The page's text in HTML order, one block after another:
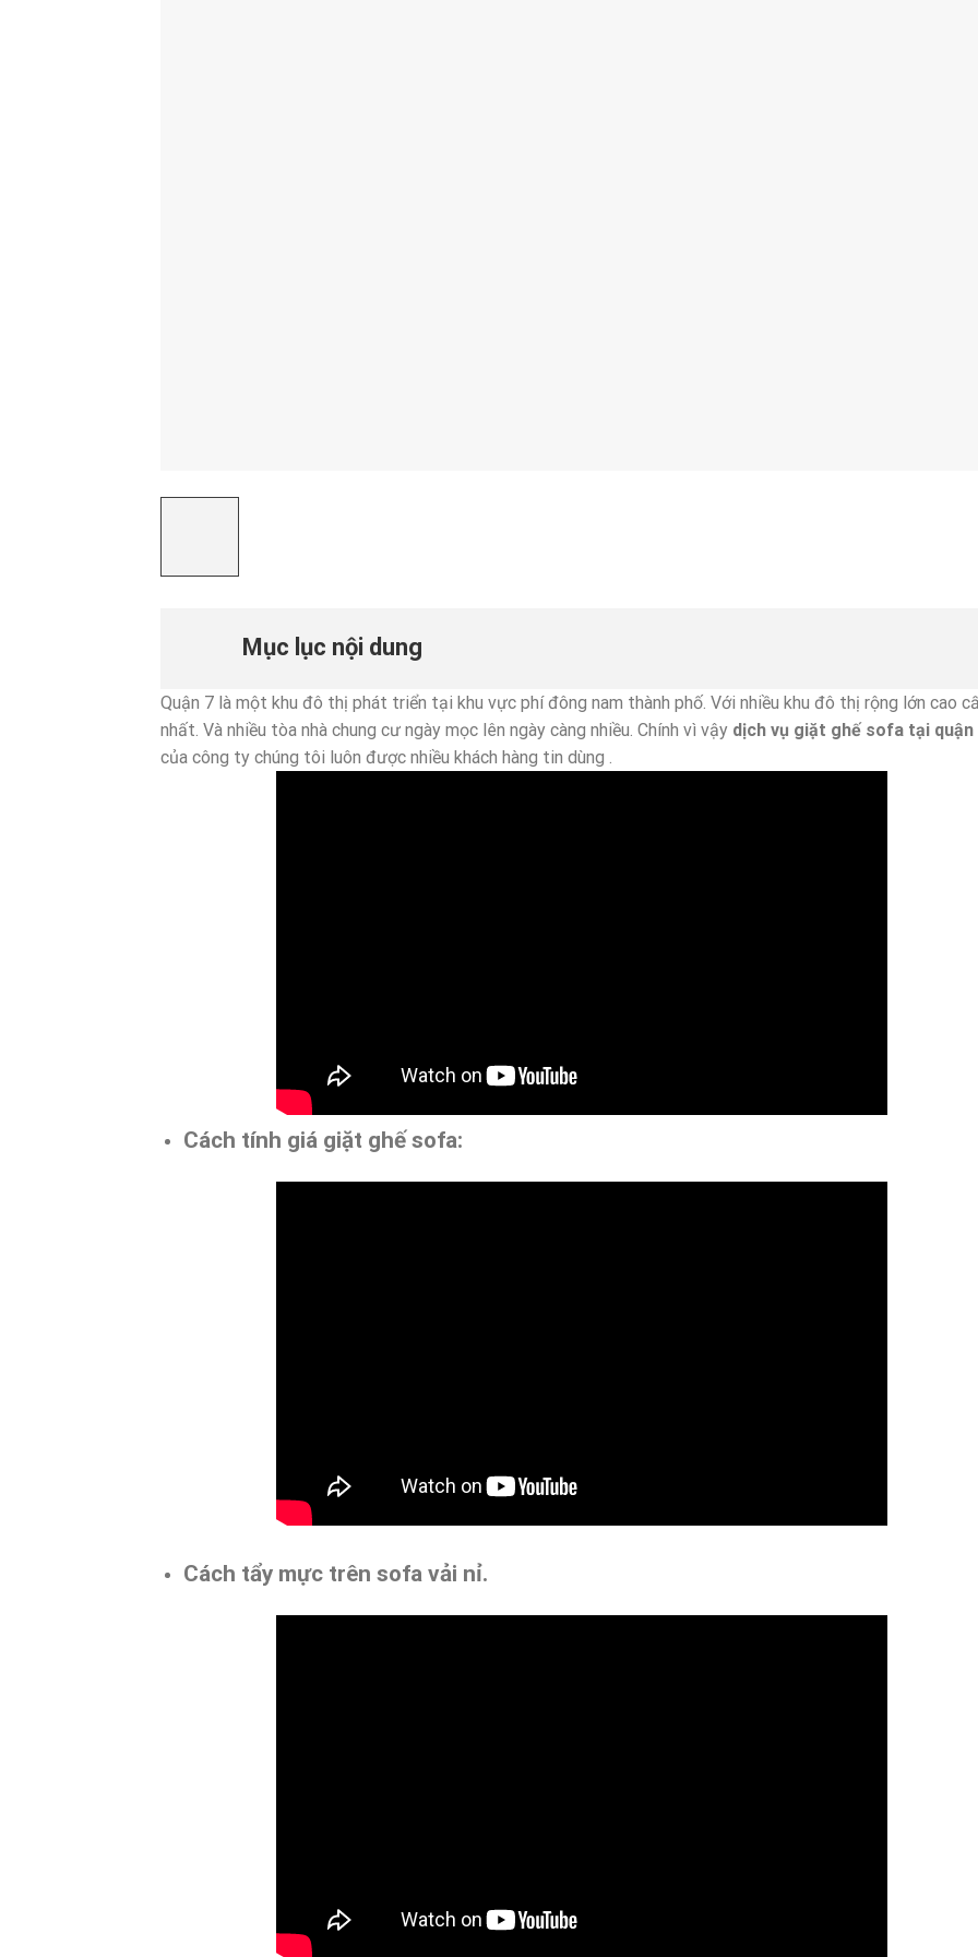
Mục lục nội dung
Quận 7 là một khu đô thị phát triển tại khu vực phí đông nam thành phố. Với nhiều khu đô thị rộng lớn cao
nhất. Và nhiều tòa nhà chung cư ngày mọc lên ngày càng nhiều. Chính vì vậy dịch vụ giặt ghế sofa tại quận
của công ty chúng tôi luôn được nhiều khách hàng tin dùng .
Cách tính giá giặt ghế sofa:
Cách tẩy mực trên sofa vải nỉ.